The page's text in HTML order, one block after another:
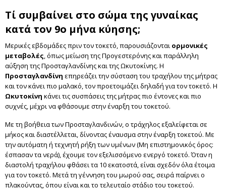
Τί συμβαίνει στο σώμα της γυναίκας
κατά τον 9ο μήνα κύησης;
Mερικές εβδομάδες πριν τον τοκετό, παρουσιάζονται ορμονικές
μεταβολές, όπως μείωση της Προγεστερόνης και παράλληλη
αύξηση της Προσταγλανδίνης και της Ωκυτοκίνης. Η
Προσταγλανδίνη επηρεάζει την σύσταση του τραχήλου της μήτρας
και τον κάνει πιο μαλακό, τον προετοιμάζει δηλαδή για τον τοκετό. Η
Ωκυτοκίνη κάνει τις συσπάσεις της μήτρας πιο έντονες και πιο
συχνές, μέχρι να φθάσουμε στην έναρξη του τοκετού.
Με τη βοήθεια των Προσταγλανδινών, ο τράχηλος εξαλείφεται σε
μήκος και διαστέλλεται, δίνοντας έναυσμα στην έναρξη τοκετού. Με
την αυτόματη ή τεχνητή ρήξη των υμένων (Μη επιστημονικός όρος:
έσπασαν τα νερά), έχουμε τον εξελισσόμενο ενεργό τοκετό. Όταν η
διαστολή τραχήλου φθάσει τα 10 εκατοστά, είναι σχεδόν όλα έτοιμα
για τον τοκετό. Μετά τη γέννηση του μωρού σας, σειρά παίρνει ο
πλακούντας, όπου είναι και το τελευταίο στάδιο του τοκετού.